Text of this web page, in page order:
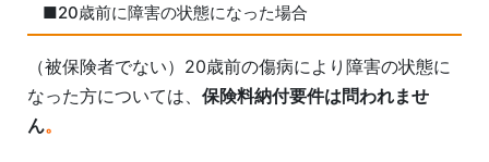
■20歳前に障害の状態になった場合
（被保険者でない）20歳前の傷病により障害の状態に
なった方については、 保険料納付要件は問われませ
ん。